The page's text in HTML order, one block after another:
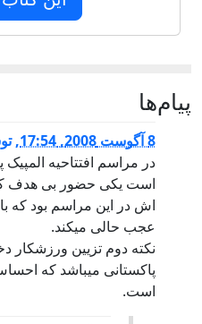
پيام‌ها
8 آگوست 2008, 17:54 ,
است یکی حضور بی هدف
اش در این مراسم بود که
عجب حالی میکند.
نکته دوم تزیین ورزشکار
پاکستانی میباشد که
است.